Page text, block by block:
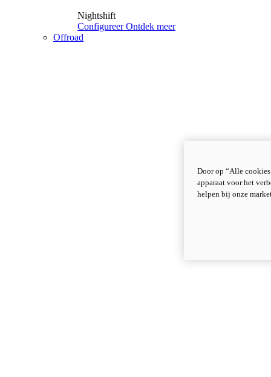
Nightshift
Configureer Ontdek meer
Offroad
Door op “Alle
apparaat voor het
helpen bij onze